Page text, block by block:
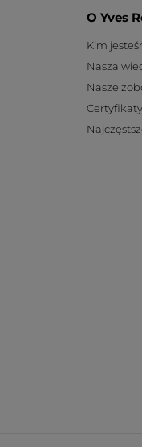
O Yves
Kim
Nasza
Nasze